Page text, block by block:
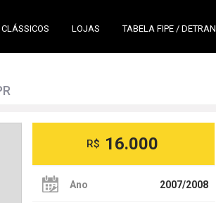
CLÁSSICOS LOJAS TABELA FIPE / DETRAN
R$ 16.000
Ano 2007/2008